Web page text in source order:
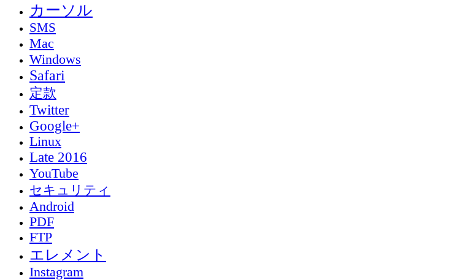
カーソル
SMS
Mac
Windows
Safari
定款
Twitter
Google+
Linux
Late 2016
YouTube
セキュリティ
Android
PDF
FTP
エレメント
Instagram